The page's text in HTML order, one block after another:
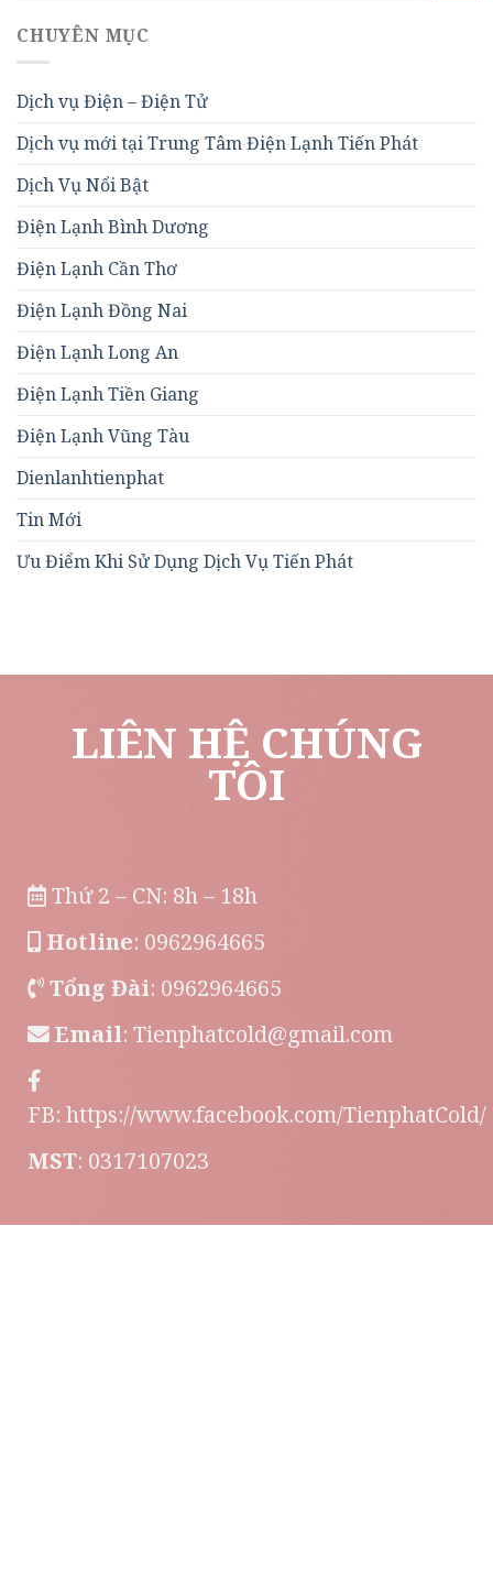
CHUYÊN MỤC
Dịch vụ Điện – Điện Tử
Dịch vụ mới tại Trung Tâm Điện Lạnh Tiến Phát
Dịch Vụ Nổi Bật
Điện Lạnh Bình Dương
Điện Lạnh Cần Thơ
Điện Lạnh Đồng Nai
Điện Lạnh Long An
Điện Lạnh Tiền Giang
Điện Lạnh Vũng Tàu
Dienlanhtienphat
Tin Mới
Ưu Điểm Khi Sử Dụng Dịch Vụ Tiến Phát
LIÊN HỆ CHÚNG
TÔI
Thứ 2 – CN: 8h – 18h
Hotline: 0962964665
Tổng Đài: 0962964665
Email: Tienphatcold@gmail.com
FB: https://www.facebook.com/TienphatCold/
MST: 0317107023